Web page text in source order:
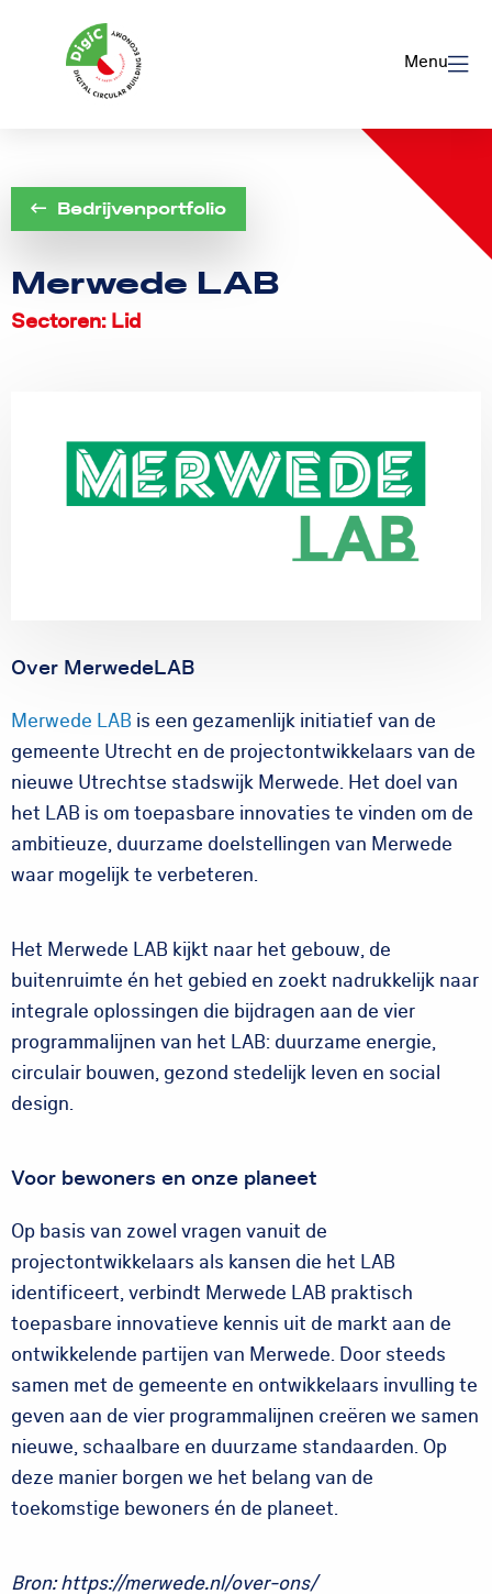
Utrecht
Menu
Bedrijvenportfolio
Merwede LAB
Sectoren: Lid
Over MerwedeLAB
Merwede LAB is een gezamenlijk initiatief van de
gemeente Utrecht en de projectontwikkelaars van de
nieuwe Utrechtse stadswijk Merwede. Het doel van
het LAB is om toepasbare innovaties te vinden om de
ambitieuze, duurzame doelstellingen van Merwede
waar mogelijk te verbeteren.
Het Merwede LAB kijkt naar het gebouw, de
buitenruimte én het gebied en zoekt nadrukkelijk naar
integrale oplossingen die bijdragen aan de vier
programmalijnen van het LAB: duurzame energie,
circulair bouwen, gezond stedelijk leven en social
design.
Voor bewoners en onze planeet
Op basis van zowel vragen vanuit de
projectontwikkelaars als kansen die het LAB
identificeert, verbindt Merwede LAB praktisch
toepasbare innovatieve kennis uit de markt aan de
ontwikkelende partijen van Merwede. Door steeds
samen met de gemeente en ontwikkelaars invulling te
geven aan de vier programmalijnen creëren we samen
nieuwe, schaalbare en duurzame standaarden. Op
deze manier borgen we het belang van de
toekomstige bewoners én de planeet.
Bron: https://merwede.nl/over-ons/